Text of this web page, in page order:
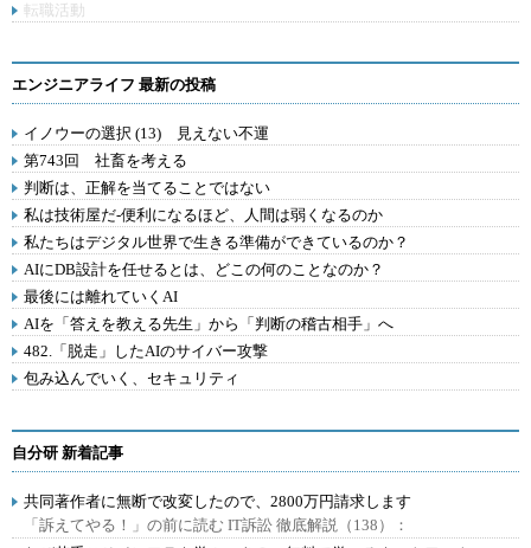
転職活動
エンジニアライフ 最新の投稿
イノウーの選択 (13) 見えない不運
第743回 社畜を考える
判断は、正解を当てることではない
私は技術屋だ-便利になるほど、人間は弱くなるのか
私たちはデジタル世界で生きる準備ができているのか？
AIにDB設計を任せるとは、どこの何のことなのか？
最後には離れていくAI
AIを「答えを教える先生」から「判断の稽古相手」へ
482.「脱走」したAIのサイバー攻撃
包み込んでいく、セキュリティ
自分研 新着記事
共同著作者に無断で改変したので、2800万円請求します
「訴えてやる！」の前に読む IT訴訟 徹底解説（138）：